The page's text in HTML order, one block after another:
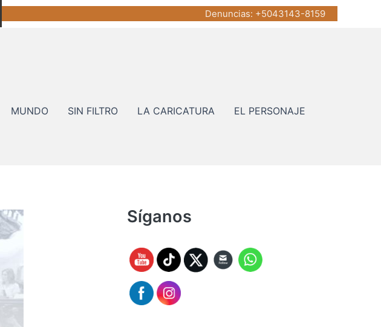
Denuncias: +5043143-8159
MUNDO SIN FILTRO LA CARICATURA EL PERSONAJE
Síganos